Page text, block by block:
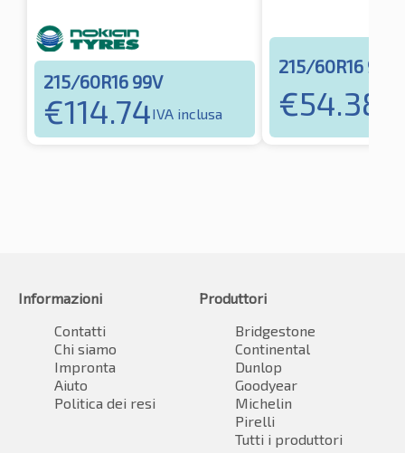
215/60R16 99V
€114.74IVA inclusa
215/60R16 99V
€54.38
Informazioni
Contatti
Chi siamo
Impronta
Aiuto
Politica dei resi
Produttori
Bridgestone
Continental
Dunlop
Goodyear
Michelin
Pirelli
Tutti i produttori